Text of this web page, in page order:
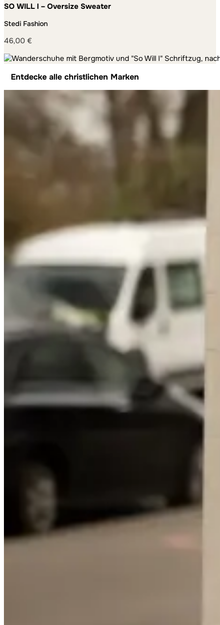
SO WILL I – Oversize Sweater
Stedi Fashion
46,00 €
Entdecke alle christlichen Marken